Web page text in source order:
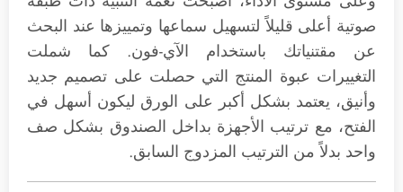
صوتية أعلى قليلاً لتسهيل سماعها وتمييزها عند البحث
عن مقتنياتك باستخدام الآي-فون. كما شملت
التغييرات عبوة المنتج التي حصلت على تصميم جديد
وأنيق، يعتمد بشكل أكبر على الورق ليكون أسهل في
الفتح، مع ترتيب الأجهزة بداخل الصندوق بشكل صف
واحد بدلاً من الترتيب المزدوج السابق.